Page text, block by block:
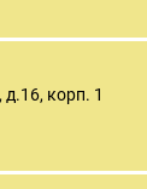
корп. 1